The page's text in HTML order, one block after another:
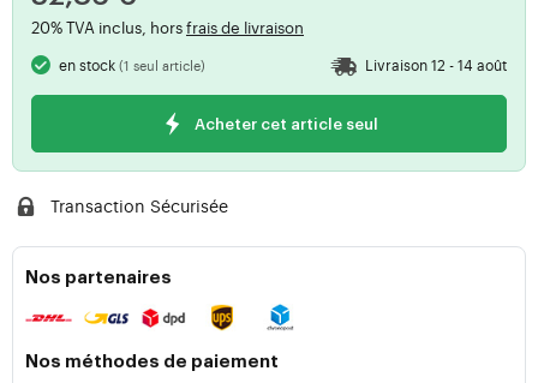
20% TVA inclus, horsfrais de livraison
en stock(1 seul article) Livraison 12 - 14 août
Acheter cet article seul
Transaction Sécurisée
Nos partenaires
Nos méthodes de paiement